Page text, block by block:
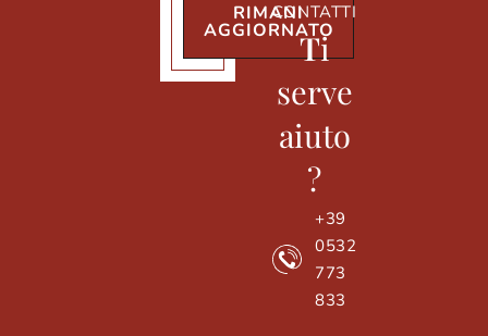
RIMANI
AGGIORNATO
CONTATTI
Ti
serve
aiuto
?
+39
0532
773
833